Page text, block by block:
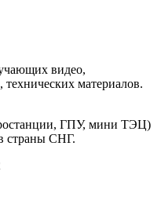
видео,
материалов.
ГПУ, мини ТЭЦ)
страны СНГ.